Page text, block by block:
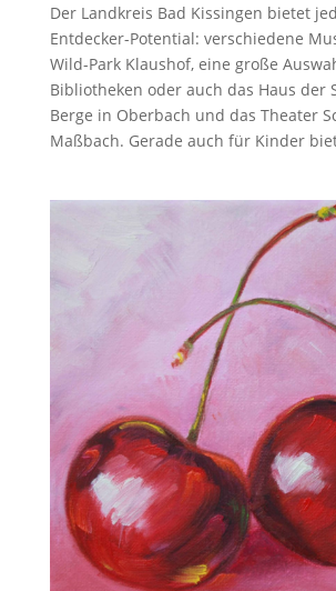
Der Landkreis Bad Kissingen bietet
Entdecker-Potential: verschiedene
Wild-Park Klaushof, eine große
Bibliotheken oder auch das Haus der
Berge in Oberbach und das Theater
Maßbach. Gerade auch für Kinder